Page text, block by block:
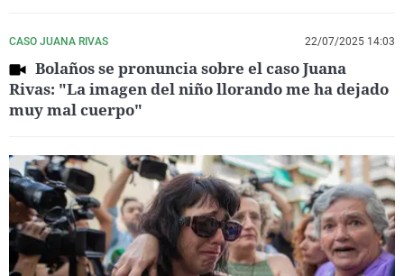
CASO JUANA RIVAS 22/07/2025 14:03
Bolaños se pronuncia sobre el caso Juana
Rivas: "La imagen del niño llorando me ha dejado
muy mal cuerpo"